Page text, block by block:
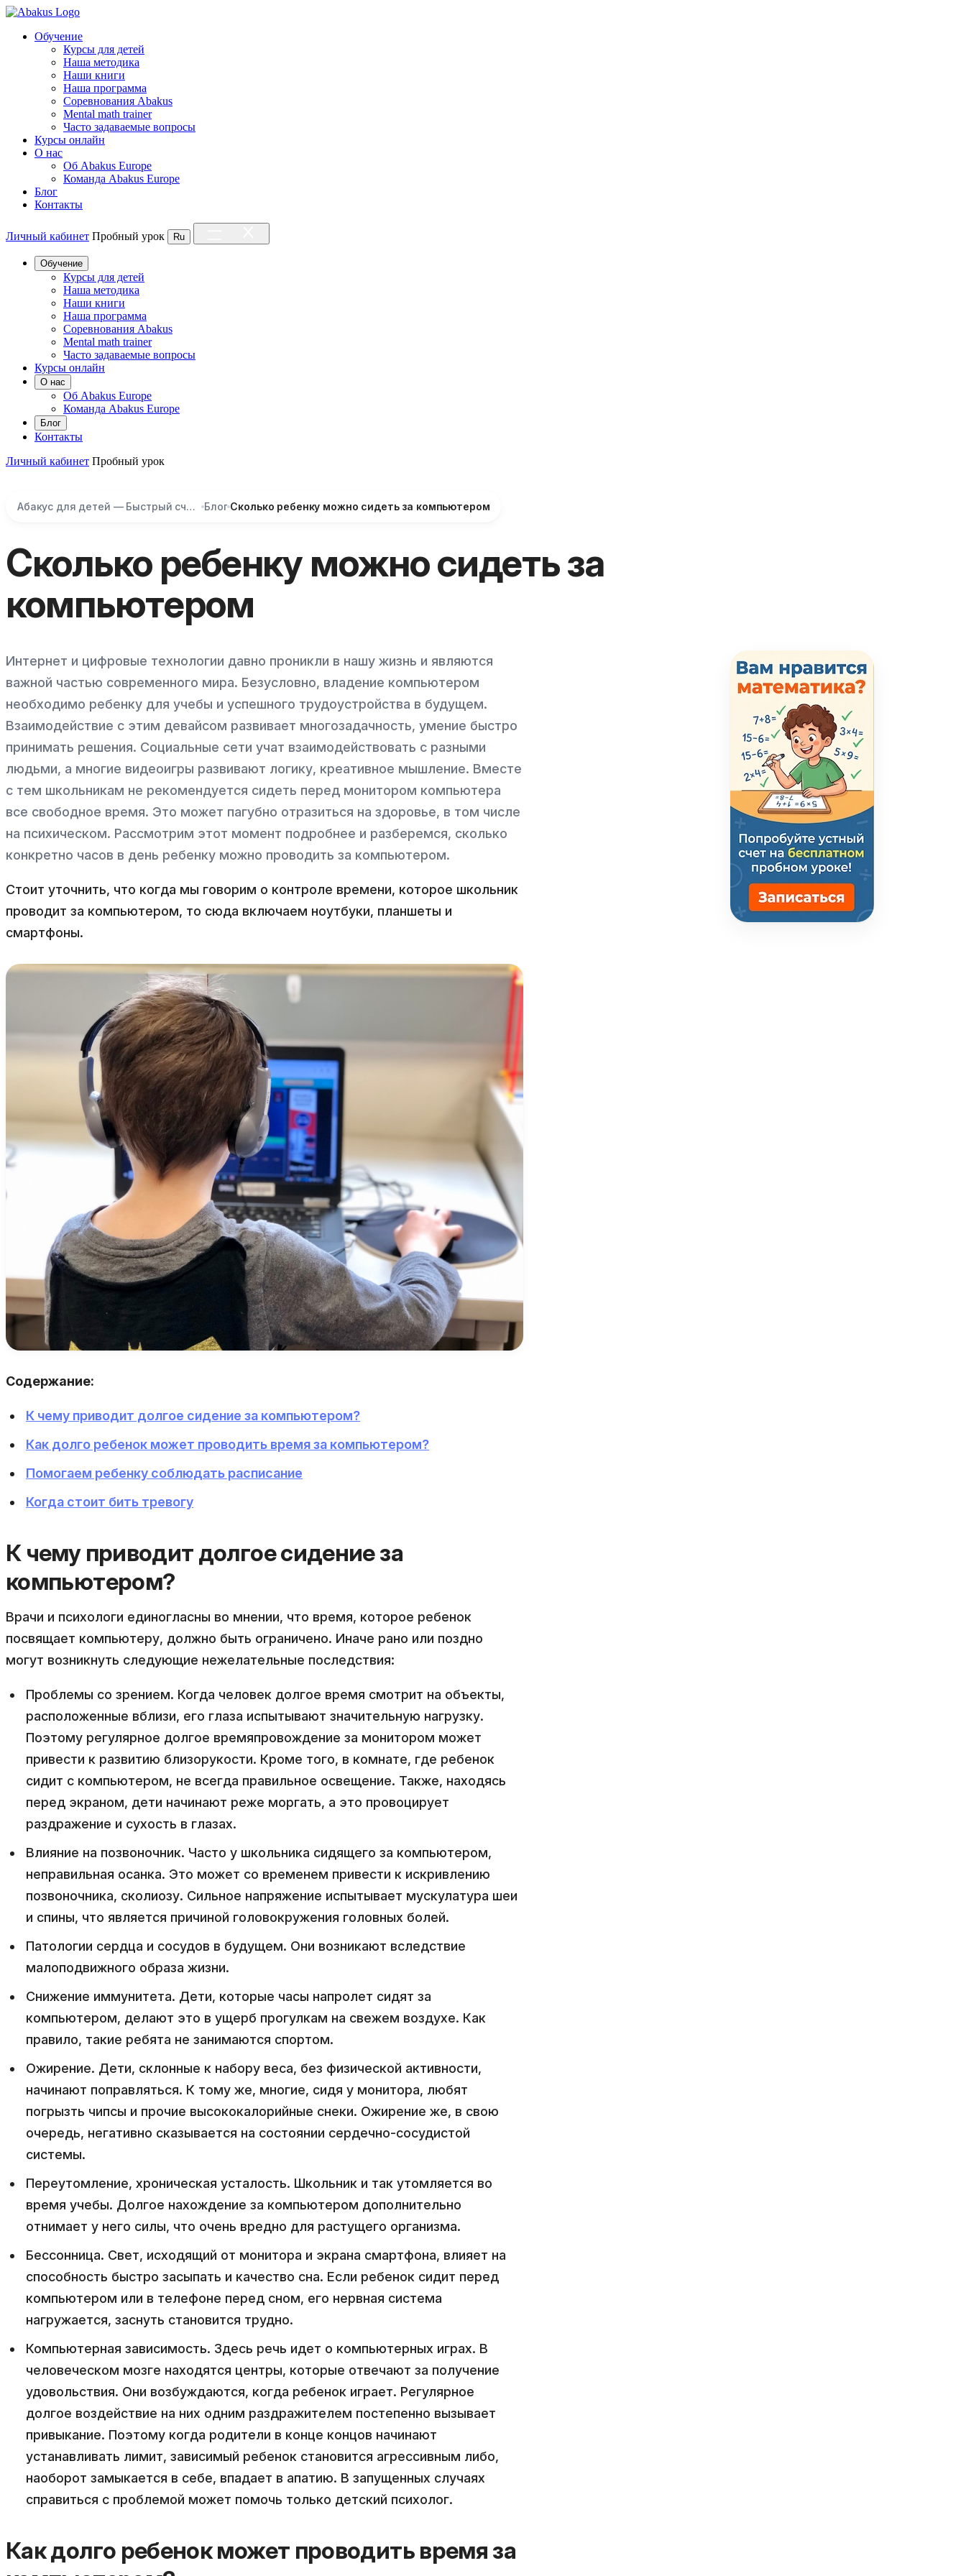
Обучение
Курсы для детей
Наша методика
Наши книги
Наша программа
Соревнования Abakus
Mental math trainer
Часто задаваемые вопросы
Курсы онлайн
О нас
Об Abakus Europe
Команда Abakus Europe
Блог
Контакты
Личный кабинет Пробный урок Ru
Обучение
Курсы для детей
Наша методика
Наши книги
Наша программа
Соревнования Abakus
Mental math trainer
Часто задаваемые вопросы
Курсы онлайн
О нас
Об Abakus Europe
Команда Abakus Europe
Блог
Контакты
Личный кабинет Пробный урок
Абакус для детей — Быстрый счёт и развитие мозга Блог Сколько ребенку можно сидеть за компьютером
Сколько ребенку можно сидеть за
компьютером
Интернет и цифровые технологии давно проникли в нашу жизнь и являются
важной частью современного мира. Безусловно, владение компьютером
необходимо ребенку для учебы и успешного трудоустройства в будущем.
Взаимодействие с этим девайсом развивает многозадачность, умение быстро
принимать решения. Социальные сети учат взаимодействовать с разными
людьми, а многие видеоигры развивают логику, креативное мышление. Вместе
с тем школьникам не рекомендуется сидеть перед монитором компьютера
все свободное время. Это может пагубно отразиться на здоровье, в том числе
на психическом. Рассмотрим этот момент подробнее и разберемся, сколько
конкретно часов в день ребенку можно проводить за компьютером.
Стоит уточнить, что когда мы говорим о контроле времени, которое школьник
проводит за компьютером, то сюда включаем ноутбуки, планшеты и
смартфоны.
Содержание:
К чему приводит долгое сидение за компьютером?
Как долго ребенок может проводить время за компьютером?
Помогаем ребенку соблюдать расписание
Когда стоит бить тревогу
К чему приводит долгое сидение за
компьютером?
Врачи и психологи единогласны во мнении, что время, которое ребенок
посвящает компьютеру, должно быть ограничено. Иначе рано или поздно
могут возникнуть следующие нежелательные последствия:
Проблемы со зрением. Когда человек долгое время смотрит на объекты,
расположенные вблизи, его глаза испытывают значительную нагрузку.
Поэтому регулярное долгое времяпровождение за монитором может
привести к развитию близорукости. Кроме того, в комнате, где ребенок
сидит с компьютером, не всегда правильное освещение. Также, находясь
перед экраном, дети начинают реже моргать, а это провоцирует
раздражение и сухость в глазах.
Влияние на позвоночник. Часто у школьника сидящего за компьютером,
неправильная осанка. Это может со временем привести к искривлению
позвоночника, сколиозу. Сильное напряжение испытывает мускулатура шеи
и спины, что является причиной головокружения головных болей.
Патологии сердца и сосудов в будущем. Они возникают вследствие
малоподвижного образа жизни.
Снижение иммунитета. Дети, которые часы напролет сидят за
компьютером, делают это в ущерб прогулкам на свежем воздухе. Как
правило, такие ребята не занимаются спортом.
Ожирение. Дети, склонные к набору веса, без физической активности,
начинают поправляться. К тому же, многие, сидя у монитора, любят
погрызть чипсы и прочие высококалорийные снеки. Ожирение же, в свою
очередь, негативно сказывается на состоянии сердечно-сосудистой
системы.
Переутомление, хроническая усталость. Школьник и так утомляется во
время учебы. Долгое нахождение за компьютером дополнительно
отнимает у него силы, что очень вредно для растущего организма.
Бессонница. Свет, исходящий от монитора и экрана смартфона, влияет на
способность быстро засыпать и качество сна. Если ребенок сидит перед
компьютером или в телефоне перед сном, его нервная система
нагружается, заснуть становится трудно.
Компьютерная зависимость. Здесь речь идет о компьютерных играх. В
человеческом мозге находятся центры, которые отвечают за получение
удовольствия. Они возбуждаются, когда ребенок играет. Регулярное
долгое воздействие на них одним раздражителем постепенно вызывает
привыкание. Поэтому когда родители в конце концов начинают
устанавливать лимит, зависимый ребенок становится агрессивным либо,
наоборот замыкается в себе, впадает в апатию. В запущенных случаях
справиться с проблемой может помочь только детский психолог.
Как долго ребенок может проводить время за